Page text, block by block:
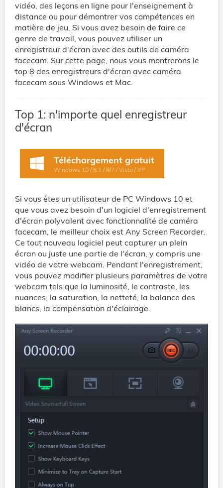
vidéo, des leçons en ligne pour l'enseignement à
distance ou pour démontrer vos compétences en
matière de jeu. Si vous avez besoin de faire ce
genre de travail, vous pouvez utiliser un
enregistreur d'écran avec des outils de caméra
facecam. Sur cette page, nous vous montrerons le
top 8 des enregistreurs d'écran avec caméra
facecam sous Windows et Mac.
Top 1: n'importe quel enregistreur
d'écran
Téléchargement gratuit
Windows 10 / 8.1 / 8/7 / Vista / XP
Si vous êtes un utilisateur de PC Windows 10 et
que vous avez besoin d'un logiciel d'enregistrement
d'écran polyvalent avec fonctionnalité de caméra
facecam, le meilleur choix est Any Screen Recorder.
Ce tout nouveau logiciel peut capturer un plein
écran ou juste une partie de l'écran, y compris une
vidéo de votre webcam. Pendant l'enregistrement,
vous pouvez modifier plusieurs paramètres de votre
webcam tels que la luminosité, le contraste, les
nuances, la saturation, la netteté, la balance des
blancs, la compensation d'éclairage.